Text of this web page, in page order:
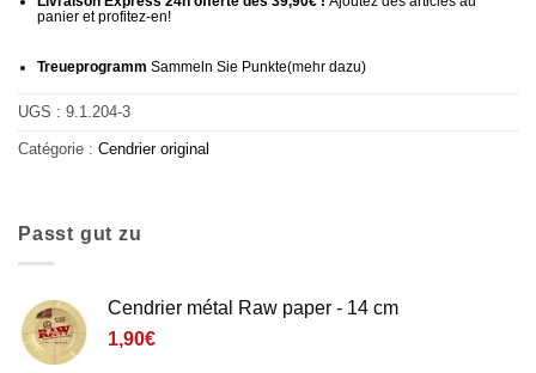
panier et profitez-en!
Treueprogramm Sammeln Sie Punkte(mehrdazu)
UGS : 9.1.204-3
Catégorie : Cendrier original
Passt gut zu
Cendrier métal Raw paper - 14 cm
1,90€